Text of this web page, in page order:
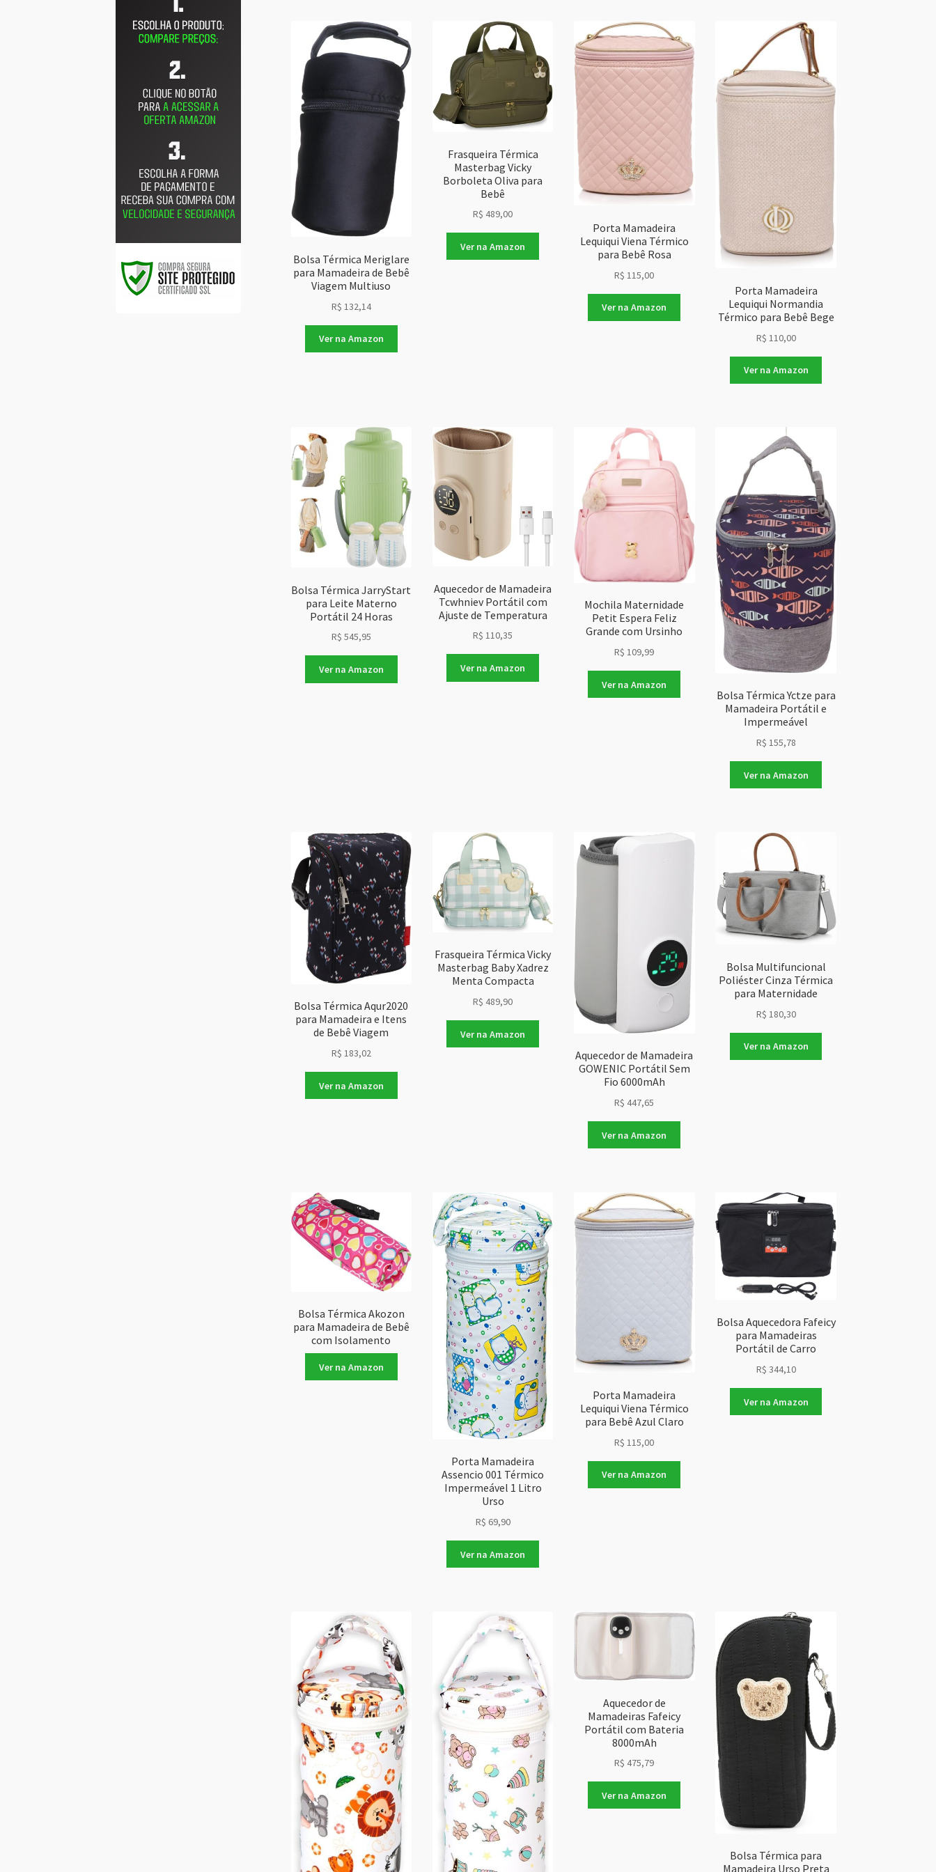
recente
Bolsa Térmica Meriglare
para Mamadeira de Bebê
Viagem Multiuso
R$ 132,14
Ver na Amazon
Frasqueira Térmica
Masterbag Vicky
Borboleta Oliva para
Bebê
R$ 489,00
Ver na Amazon
Porta Mamadeira
Lequiqui Viena Térmico
para Bebê Rosa
R$ 115,00
Ver na Amazon
Porta Mamadeira
Lequiqui Normandia
Térmico para Bebê Bege
R$ 110,00
Ver na Amazon
Bolsa Térmica JarryStart
para Leite Materno
Portátil 24 Horas
R$ 545,95
Ver na Amazon
Aquecedor de Mamadeira
Tcwhniev Portátil com
Ajuste de Temperatura
R$ 110,35
Ver na Amazon
Mochila Maternidade
Petit Espera Feliz
Grande com Ursinho
R$ 109,99
Ver na Amazon
Bolsa Térmica Yctze para
Mamadeira Portátil e
Impermeável
R$ 155,78
Ver na Amazon
Bolsa Térmica Aqur2020
para Mamadeira e Itens
de Bebê Viagem
R$ 183,02
Ver na Amazon
Frasqueira Térmica Vicky
Masterbag Baby Xadrez
Menta Compacta
R$ 489,90
Ver na Amazon
Aquecedor de Mamadeira
GOWENIC Portátil Sem
Fio 6000mAh
R$ 447,65
Ver na Amazon
Bolsa Multifuncional
Poliéster Cinza Térmica
para Maternidade
R$ 180,30
Ver na Amazon
Bolsa Térmica Akozon
para Mamadeira de Bebê
com Isolamento
Ver na Amazon
Porta Mamadeira
Assencio 001 Térmico
Impermeável 1 Litro
Urso
R$ 69,90
Ver na Amazon
Porta Mamadeira
Lequiqui Viena Térmico
para Bebê Azul Claro
R$ 115,00
Ver na Amazon
Bolsa Aquecedora Fafeicy
para Mamadeiras
Portátil de Carro
R$ 344,10
Ver na Amazon
Aquecedor de
Mamadeiras Fafeicy
Portátil com Bateria
8000mAh
R$ 475,79
Ver na Amazon
Bolsa Térmica para
Mamadeira Urso Preta